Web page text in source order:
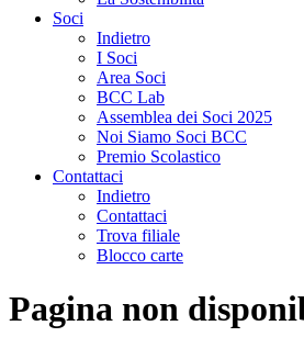
Soci
Indietro
I Soci
Area Soci
BCC Lab
Assemblea dei Soci 2025
Noi Siamo Soci BCC
Premio Scolastico
Contattaci
Indietro
Contattaci
Trova filiale
Blocco carte
Pagina non